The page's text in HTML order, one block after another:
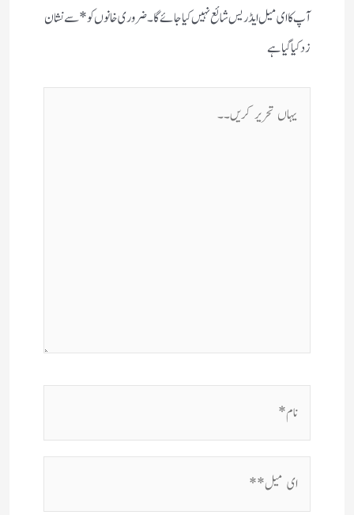
آپ کا ای میل ایڈریس شائع نہیں کیا جائے گا۔ضروری خانوں کو*سے نشان
زد کیا گیا ہے
یہاں
تحریر